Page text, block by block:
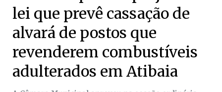
lei que prevê cassação de
alvará de postos que
revenderem combustíveis
adulterados em Atibaia